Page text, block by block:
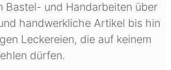
Bastel- und Handarbeiten über
handwerkliche Artikel bis hin
Leckereien, die auf keinem
dürfen.